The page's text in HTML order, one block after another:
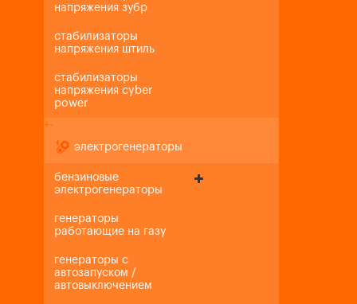
напряжения зубр
стабилизаторы
напряжения штиль
стабилизаторы
напряжения cyber
power
+-
электрогенераторы
бензиновые
электрогенераторы
генераторы
работающие на газу
генераторы с
автозапуском /
автовыключением